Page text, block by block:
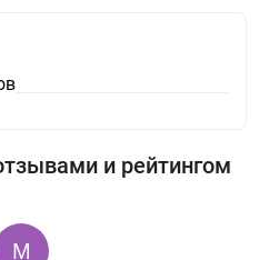
и рейтингом